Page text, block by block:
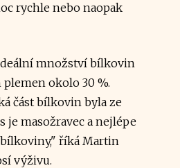
rychle nebo naopak
množství bílkovin
okolo 30 %.
část bílkovin byla ze
je masožravec a nejlépe
říká Martin
výživu.